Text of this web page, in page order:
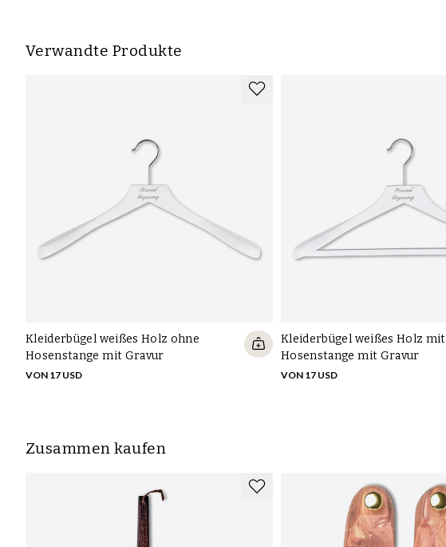
Verwandte Produkte
Kleiderbügel weißes Holz ohne
Hosenstange mit Gravur
VON 17 USD
Kleiderbügel weißes Holz mit
Hosenstange mit Gravur
VON 17 USD
Zusammen kaufen